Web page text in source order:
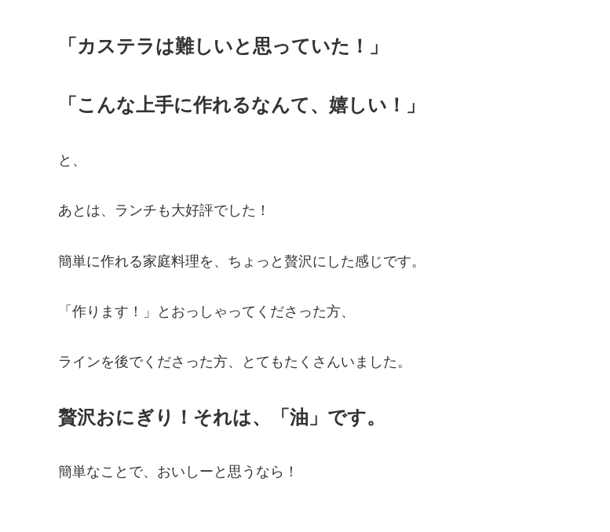
「カステラは難しいと思っていた！」
「こんな上手に作れるなんて、嬉しい！」
と、
あとは、ランチも大好評でした！
簡単に作れる家庭料理を、ちょっと贅沢にした感じです。
「作ります！」とおっしゃってくださった方、
ラインを後でくださった方、とてもたくさんいました。
贅沢おにぎり！それは、「油」です。
簡単なことで、おいしーと思うなら！